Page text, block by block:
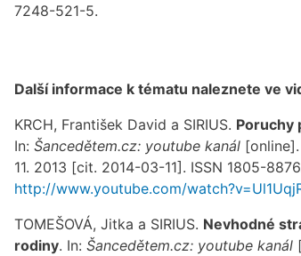
7248-521-5.
Další informace k tématu naleznete ve
KRCH, František David a SIRIUS. Poruchy
In: Šancedětem.cz: youtube kanál[online].
11. 2013 [cit. 2014-03-11]. ISSN 1805-
http://www.youtube.com/
TOMEŠOVÁ, Jitka a SIRIUS. Nevhodné
rodiny. In: Šancedětem.cz: youtube kanál